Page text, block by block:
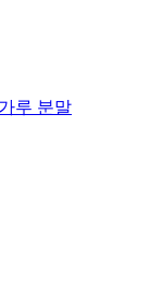
루 분말